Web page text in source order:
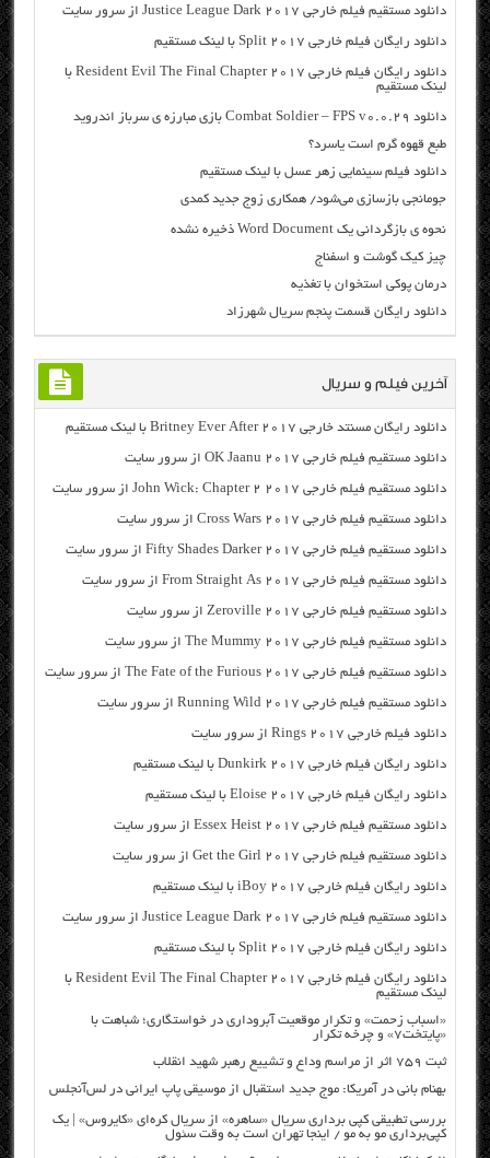
دانلود مستقیم فیلم خارجی Justice League Dark 2017 از سرور سایت
دانلود رایگان فیلم خارجی Split 2017 با لینک مستقیم
دانلود رایگان فیلم خارجی Resident Evil The Final Chapter 2017 با
لینک مستقیم
دانلود Combat Soldier – FPS v0.0.29 بازی مبارزه ی سرباز اندروید
طبع قهوه گرم است یاسرد؟
دانلود فیلم سینمایی زهر عسل با لینک مستقیم
جومانجی بازسازی می‌شود/ همکاری زوج جدید کمدی
نحوه ی بازگردانی یک Word Document ذخیره نشده
چیز کیک گوشت و اسفناج
درمان پوکی استخوان با تغذیه
دانلود رایگان قسمت پنجم سریال شهرزاد
آخرین فیلم و سریال
دانلود رایگان مسنتد خارجی Britney Ever After 2017 با لینک مستقیم
دانلود مستقیم فیلم خارجی OK Jaanu 2017 از سرور سایت
دانلود مستقیم فیلم خارجی John Wick: Chapter 2 2017 از سرور سایت
دانلود مستقیم فیلم خارجی Cross Wars 2017 از سرور سایت
دانلود مستقیم فیلم خارجی Fifty Shades Darker 2017 از سرور سایت
دانلود مستقیم فیلم خارجی From Straight As 2017 از سرور سایت
دانلود مستقیم فیلم خارجی Zeroville 2017 از سرور سایت
دانلود مستقیم فیلم خارجی The Mummy 2017 از سرور سایت
دانلود مستقیم فیلم خارجی The Fate of the Furious 2017 از سرور سایت
دانلود مستقیم فیلم خارجی Running Wild 2017 از سرور سایت
دانلود فیلم خارجی Rings 2017 از سرور سایت
دانلود رایگان فیلم خارجی Dunkirk 2017 با لینک مستقیم
دانلود رایگان فیلم خارجی Eloise 2017 با لینک مستقیم
دانلود مستقیم فیلم خارجی Essex Heist 2017 از سرور سایت
دانلود مستقیم فیلم خارجی Get the Girl 2017 از سرور سایت
دانلود رایگان فیلم خارجی iBoy 2017 با لینک مستقیم
دانلود مستقیم فیلم خارجی Justice League Dark 2017 از سرور سایت
دانلود رایگان فیلم خارجی Split 2017 با لینک مستقیم
دانلود رایگان فیلم خارجی Resident Evil The Final Chapter 2017 با
لینک مستقیم
«اسباب زحمت» و تکرار موقعیت آبروداری در خواستگاری؛ شباهت با
«پایتخت۷» و چرخه تکرار
ثبت ۷۵۹ اثر از مراسم وداع و تشییع رهبر شهید انقلاب
بهنام بانی در آمریکا: موج جدید استقبال از موسیقی پاپ ایرانی در لس‌آنجلس
بررسی تطبیقی کپی برداری سریال «ساهره» از سریال کره‌ای «کایروس» | یک
کپی‌برداری مو به مو / اینجا تهران است به وقت سئول